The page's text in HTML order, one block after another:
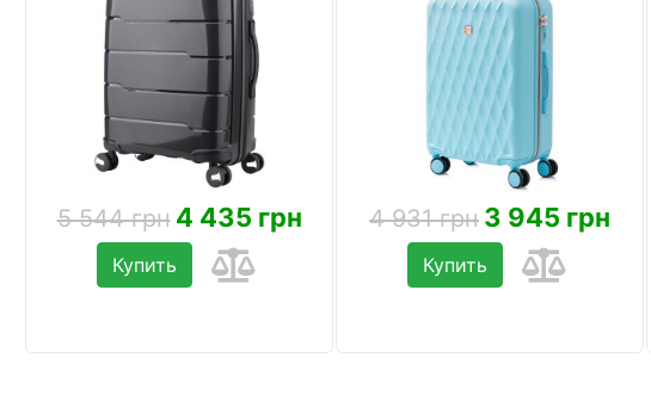
5 544 грн 4 435 грн
Купить
4 931 грн 3 945 грн
Купить